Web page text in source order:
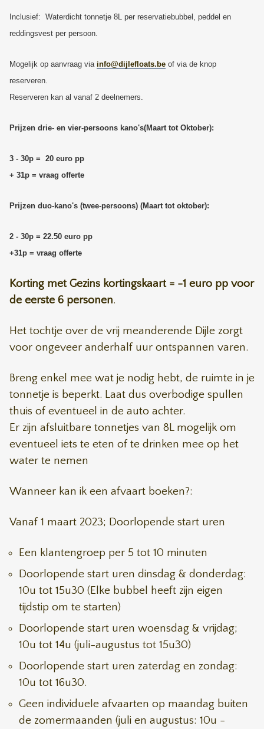
Inclusief: Waterdicht tonnetje 8L per reservatiebubbel, peddel en
reddingsvest per persoon.
Mogelijk op aanvraag via info@dijlefloats.be of via de knop
reserveren.
Reserveren kan al vanaf 2 deelnemers.
Prijzen drie- en vier-persoons kano's(Maart tot Oktober):
3 - 30p = 20 euro pp
+ 31p = vraag offerte
Prijzen duo-kano's (twee-persoons) (Maart tot oktober):
2 - 30p = 22.50 euro pp
+31p = vraag offerte
Korting met Gezins kortingskaart = -1 euro pp voor
de eerste 6 personen.
Het tochtje over de vrij meanderende Dijle zorgt
voor ongeveer anderhalf uur ontspannen varen.
Breng enkel mee wat je nodig hebt, de ruimte in je
tonnetje is beperkt. Laat dus overbodige spullen
thuis of eventueel in de auto achter.
Er zijn afsluitbare tonnetjes van 8L mogelijk om
eventueel iets te eten of te drinken mee op het
water te nemen
Wanneer kan ik een afvaart boeken?:
Vanaf 1 maart 2023; Doorlopende start uren
Een klantengroep per 5 tot 10 minuten
Doorlopende start uren dinsdag & donderdag:
10u tot 15u30 (Elke bubbel heeft zijn eigen
tijdstip om te starten)
Doorlopende start uren woensdag & vrijdag;
10u tot 14u (juli-augustus tot 15u30)
Doorlopende start uren zaterdag en zondag:
10u tot 16u30.
Geen individuele afvaarten op maandag buiten
de zomermaanden (juli en augustus: 10u -